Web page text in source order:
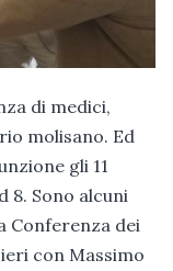
di medici,
molisano. Ed
gli 11
8. Sono alcuni
Conferenza dei
con Massimo